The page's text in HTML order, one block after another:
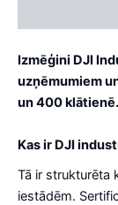
Izmēģini DJI
uzņēmumiem
un 400 klātienē.
Kas ir DJI
Tā ir strukturēta
iestādēm.